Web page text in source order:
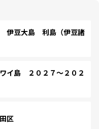
豆大島 利島（伊豆諸
イ島 ２０２７～２０２
区